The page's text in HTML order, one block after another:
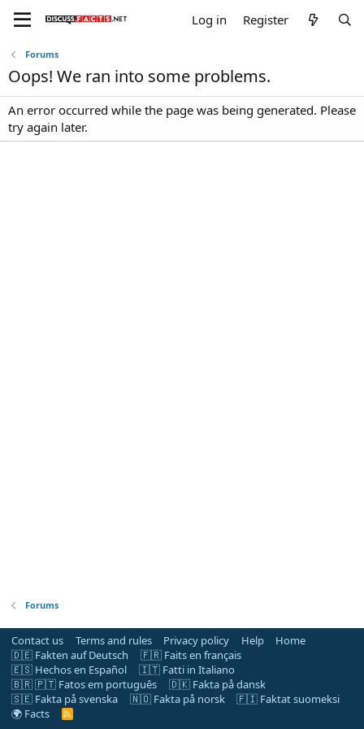
Log in Register
Forums
Oops! We ran into some problems.
An error occurred while the page was being generated. Please
try again later.
Forums
Contact us Terms and rules Privacy policy Help
Home
🇩🇪 Fakten auf Deutsch
🇫🇷 Faits en français
🇪🇸 Hechos en Español
🇮🇹 Fatti in Italiano
🇧🇷 🇵🇹 Fatos em português
🇩🇰 Fakta på dansk
🇸🇪 Fakta på svenska
🇳🇴 Fakta på norsk
🇫🇮 Faktat suomeksi
🌍 Facts
R